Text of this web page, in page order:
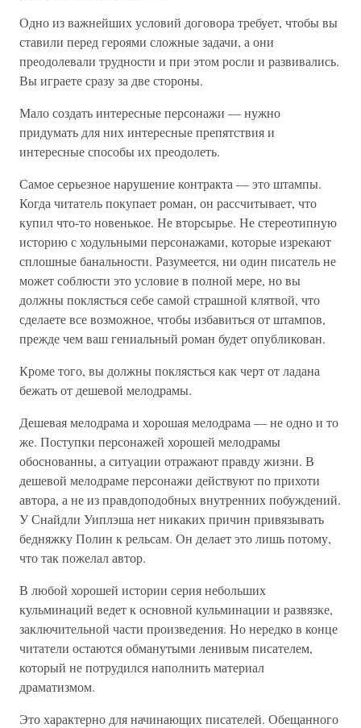
Одно из важнейших условий договора требует, чтобы вы
ставили перед героями сложные задачи, а они
преодолевали трудности и при этом росли и развивались.
Вы играете сразу за две стороны.
Мало создать интересные персонажи — нужно
придумать для них интересные препятствия и
интересные способы их преодолеть.
Самое серьезное нарушение контракта — это штампы.
Когда читатель покупает роман, он рассчитывает, что
купил что-то новенькое. Не вторсырье. Не стереотипную
историю с ходульными персонажами, которые изрекают
сплошные банальности. Разумеется, ни один писатель не
может соблюсти это условие в полной мере, но вы
должны поклясться себе самой страшной клятвой, что
сделаете все возможное, чтобы избавиться от штампов,
прежде чем ваш гениальный роман будет опубликован.
Кроме того, вы должны поклясться как черт от ладана
бежать от дешевой мелодрамы.
Дешевая мелодрама и хорошая мелодрама — не одно и то
же. Поступки персонажей хорошей мелодрамы
обоснованны, а ситуации отражают правду жизни. В
дешевой мелодраме персонажи действуют по прихоти
автора, а не из правдоподобных внутренних побуждений.
У Снайдли Уиплэша нет никаких причин привязывать
бедняжку Полин к рельсам. Он делает это лишь потому,
что так пожелал автор.
В любой хорошей истории серия небольших
кульминаций ведет к основной кульминации и развязке,
заключительной части произведения. Но нередко в конце
читатели остаются обманутыми ленивым писателем,
который не потрудился наполнить материал
драматизмом.
Это характерно для начинающих писателей. Обещанного